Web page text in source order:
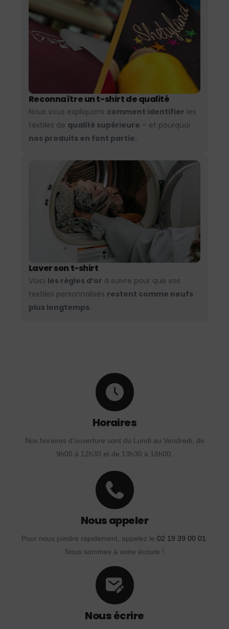
Reconnaître un t-shirt de qualité
Nous vous expliquons comment identifier les
textiles de qualité supérieure – et pourquoi
nos produits en font partie.
Laver son t-shirt
Voici les règles d’or à suivre pour que vos
textiles personnalisés restent comme neufs
plus longtemps.
Horaires
Nos horaires d'ouverture sont du Lundi au Vendredi, de
9h00 à 12h30 et de 13h30 à 18h00.
Nous appeler
Pour nous joindre rapidement, appelez le 02 19 39 00 01.
Nous sommes à votre écoute !
Nous écrire